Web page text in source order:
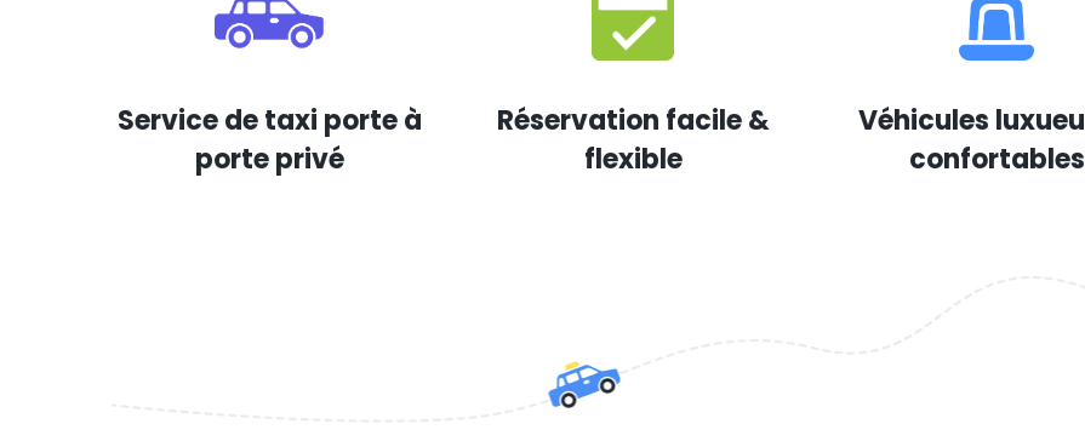
Service de taxi porte à
porte privé
Réservation facile &
flexible
Véhicules
confortables